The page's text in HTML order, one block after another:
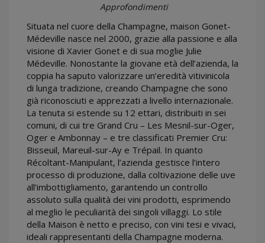
Approfondimenti
Situata nel cuore della Champagne, maison Gonet-
Médeville nasce nel 2000, grazie alla passione e alla
visione di Xavier Gonet e di sua moglie Julie
Médeville. Nonostante la giovane età dell’azienda, la
coppia ha saputo valorizzare un’eredità vitivinicola
di lunga tradizione, creando Champagne che sono
già riconosciuti e apprezzati a livello internazionale.
La tenuta si estende su 12 ettari, distribuiti in sei
comuni, di cui tre Grand Cru – Les Mesnil-sur-Oger,
Oger e Ambonnay – e tre classificati Premier Cru:
Bisseuil, Mareuil-sur-Ay e Trépail. In quanto
Récoltant-Manipulant, l’azienda gestisce l’intero
processo di produzione, dalla coltivazione delle uve
all’imbottigliamento, garantendo un controllo
assoluto sulla qualità dei vini prodotti, esprimendo
al meglio le peculiarità dei singoli villaggi. Lo stile
della Maison è netto e preciso, con vini tesi e vivaci,
ideali rappresentanti della Champagne moderna.